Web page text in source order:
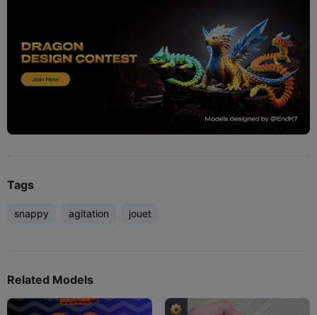
Tags
snappy agitation jouet
Related Models